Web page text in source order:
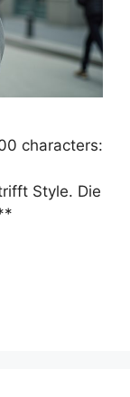
characters:
Style. Die